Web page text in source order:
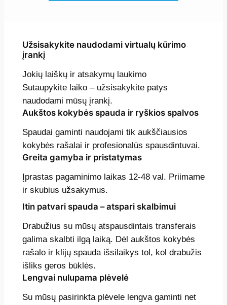
Užsisakykite naudodami virtualų kūrimo
įrankį
Jokių laiškų ir atsakymų laukimo
Sutaupykite laiko – užsisakykite patys
naudodami mūsų įrankį.
Aukštos kokybės spauda ir ryškios spalvos
Spaudai gaminti naudojami tik aukščiausios
kokybės rašalai ir profesionalūs spausdintuvai.
Greita gamyba ir pristatymas
Įprastas pagaminimo laikas 12-48 val. Priimame
ir skubius užsakymus.
Itin patvari spauda – atspari skalbimui
Drabužius su mūsų atspausdintais transferais
galima skalbti ilgą laiką. Dėl aukštos kokybės
rašalo ir klijų spauda išsilaikys tol, kol drabužis
išliks geros būklės.
Lengvai nulupama plėvelė
Su mūsų pasirinkta plėvele lengva gaminti net